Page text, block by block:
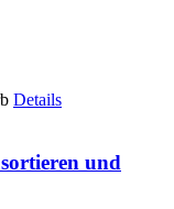
Details
und